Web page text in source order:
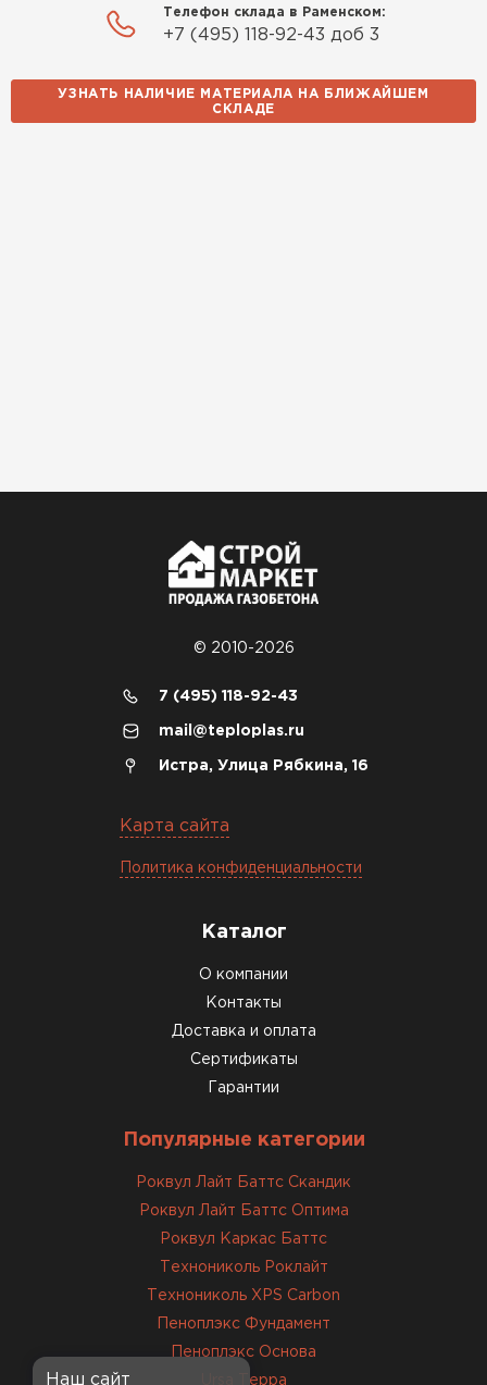
Телефон склада в Раменском:
+7 (495) 118-92-43 доб 3
УЗНАТЬ НАЛИЧИЕ МАТЕРИАЛА НА БЛИЖАЙШЕМ
СКЛАДЕ
© 2010-2026
7 (495) 118-92-43
mail@teploplas.ru
Истра, Улица Рябкина, 16
Карта сайта
Политика конфиденциальности
Каталог
О компании
Контакты
Доставка и оплата
Сертификаты
Гарантии
Популярные категории
Роквул Лайт Баттс Скандик
Роквул Лайт Баттс Оптима
Роквул Каркас Баттс
Технониколь Роклайт
Технониколь XPS Carbon
Пеноплэкс Фундамент
Пеноплэкс Основа
Ursa Терра
ПЕРЕЙТИ
Наш сайт